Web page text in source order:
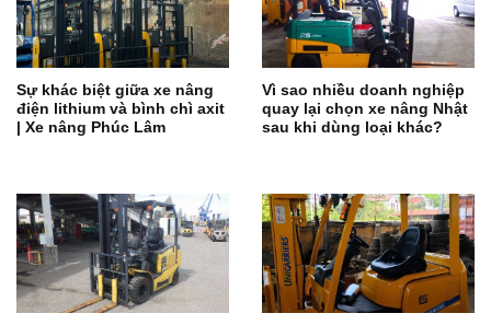
Sự khác biệt giữa xe nâng
điện lithium và bình chì axit
| Xe nâng Phúc Lâm
Vì sao nhiều doanh nghiệp
quay lại chọn xe nâng Nhật
sau khi dùng loại khác?